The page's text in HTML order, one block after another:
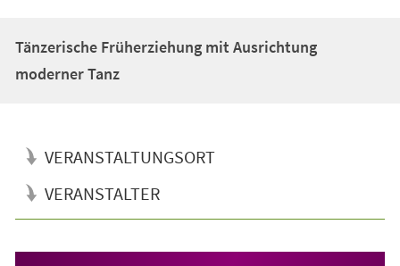
Tänzerische Früherziehung mit Ausrichtung
moderner Tanz
VERANSTALTUNGSORT
VERANSTALTER